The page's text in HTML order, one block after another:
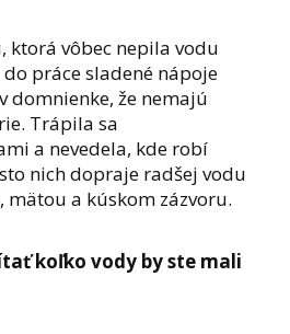
ktorá vôbec nepila vodu
práce sladené nápoje
domnienke, že nemajú
Trápila sa
a nevedela, kde robí
nich dopraje radšej vodu
mätou a kúskom zázvoru.
koľko vody by ste mali